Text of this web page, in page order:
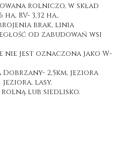
rolniczo, w skład
RV- 3,32 ha..
brak, linia
od zabudowań wsi
nie jest oznaczona jako W-
2,5km, jeziora
jeziora, lasy.
rolną lub siedlisko.